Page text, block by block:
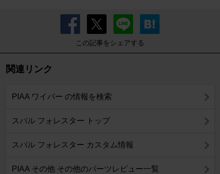
この記事をシェアする
関連リンク
PIAA ワイパー の情報を検索
スバル フォレスター トップ
スバル フォレスター カスタム情報
PIAA その他 その他のパーツレビュー一覧